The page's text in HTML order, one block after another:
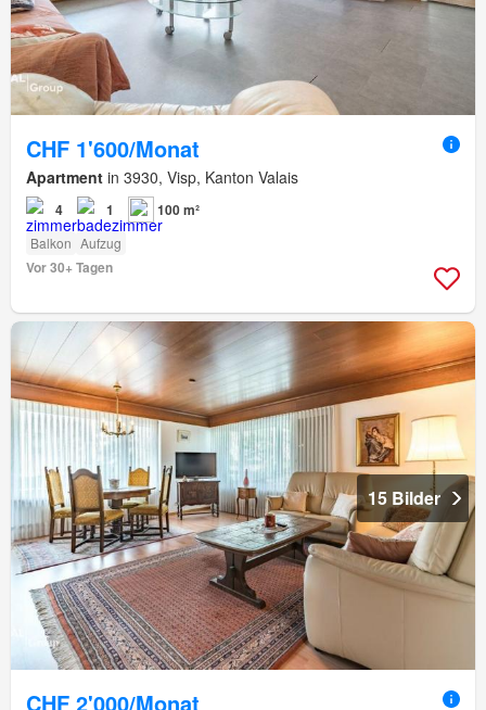
CHF 1'600/Monat
Apartment in 3930, Visp, Kanton Valais
4 1 100 m²
Balkon Aufzug
Vor 30+ Tagen
15 Bilder
CHF 2'000/Monat